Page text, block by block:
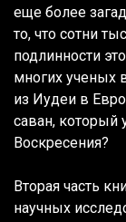
еще более
то, что сотни
подлинности
многих ученых
из Иудеи в
саван, который
Воскресения?
Вторая часть
научных